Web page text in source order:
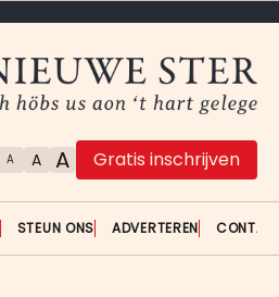
A A A Gratis inschrijven
STEUN ONS ADVERTEREN